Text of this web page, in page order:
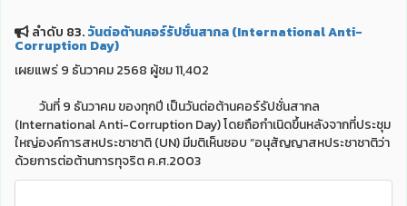
ลำดับ 83.วันต่อต้านคอร์รัปชั่นสากล (International Anti-
Corruption Day)
เผยแพร่ 9 ธันวาคม 2568 ผู้ชม 11,402
วันที่ 9 ธันวาคม ของทุกปี เป็นวันต่อต้านคอร์รัปชั่นสากล
(International Anti-Corruption Day) โดยถือกำเนิดขึ้นหลังจากที่ประชุม
ใหญ่องค์การสหประชาชาติ (UN) มีมติเห็นชอบ “อนุสัญญาสหประชาชาติว่า
ด้วยการต่อต้านการทุจริต ค.ศ.2003